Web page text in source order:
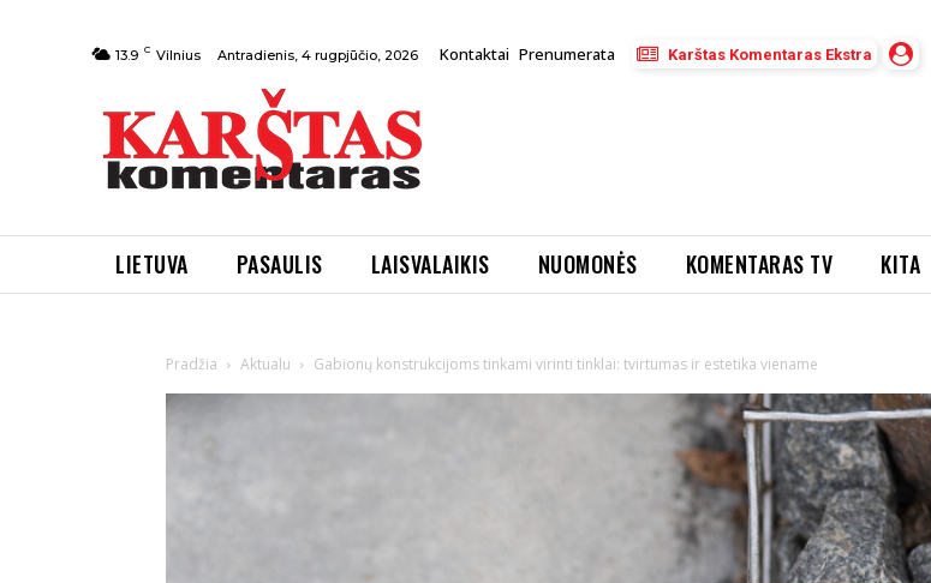
13.9 C Vilnius Antradienis, 4 rugpjūčio, 2026 Kontaktai Prenumerata Karštas Komentaras Ekstra
LIETUVA PASAULIS LAISVALAIKIS NUOMONĖS KOMENTARAS TV KITA
Pradžia Aktualu Gabionų konstrukcijoms tinkami virinti tinklai: tvirtumas ir estetika viename